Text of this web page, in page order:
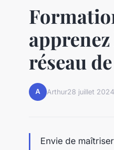
réseau
A Arthur28 juillet 2024
Envie de